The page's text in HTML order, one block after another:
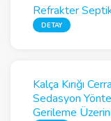
Refrakter
DETAY
Kalça Kırığı
Sedasyon
Gerileme